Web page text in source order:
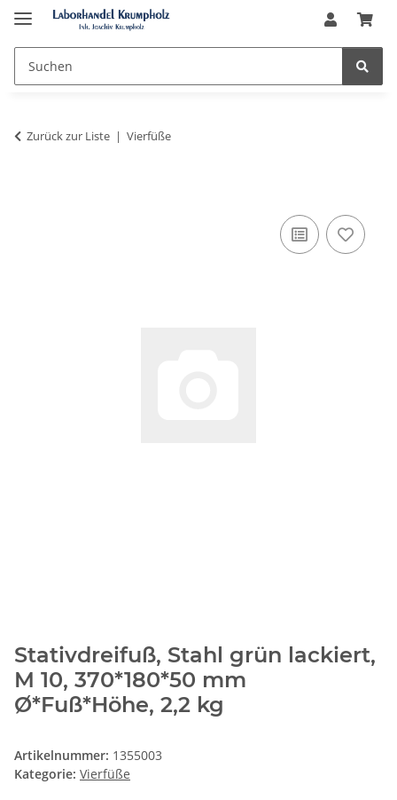
Zurück zur Liste Vierfüße
Stativdreifuß, Stahl grün lackiert,
M 10, 370*180*50 mm
Ø*Fuß*Höhe, 2,2 kg
Artikelnummer: 1355003
Kategorie: Vierfüße